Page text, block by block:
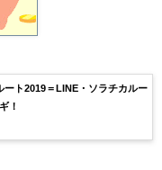
ート2019＝LINE・ソラチカルー
！